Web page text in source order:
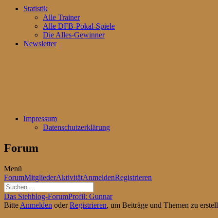
Statistik
Alle Trainer
Alle DFB-Pokal-Spiele
Die Alles-Gewinner
Newsletter
Impressum
Datenschutzerklärung
Forum
Menü
Forum-
Navigation
ForumMitgliederAktivitätAnmeldenRegistrieren
Forum-
Breadcrumbs
Das Stehblog-ForumProfil: Gunnar
Bitte Anmelden oderRegistrieren, um Beiträge und Themen zu